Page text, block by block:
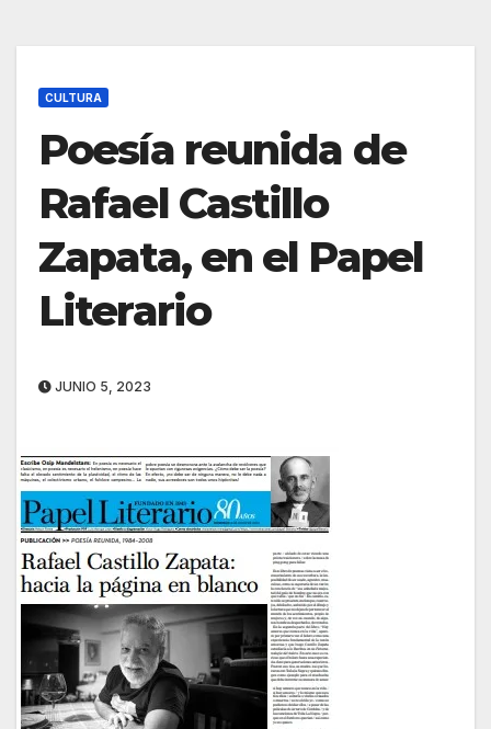
CULTURA
Poesía reunida de
Rafael Castillo
Zapata, en el Papel
Literario
JUNIO 5, 2023